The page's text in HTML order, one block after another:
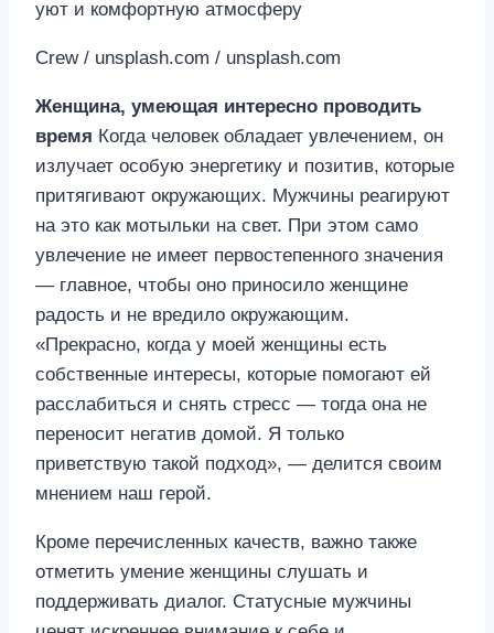
Crew / unsplash.com / unsplash.com
Женщина, умеющая интересно проводить
время Когда человек обладает увлечением, он
излучает особую энергетику и позитив, которые
притягивают окружающих. Мужчины реагируют
на это как мотыльки на свет. При этом само
увлечение не имеет первостепенного значения
— главное, чтобы оно приносило женщине
радость и не вредило окружающим.
«Прекрасно, когда у моей женщины есть
собственные интересы, которые помогают ей
расслабиться и снять стресс — тогда она не
переносит негатив домой. Я только
приветствую такой подход», — делится своим
мнением наш герой.
Кроме перечисленных качеств, важно также
отметить умение женщины слушать и
поддерживать диалог. Статусные мужчины